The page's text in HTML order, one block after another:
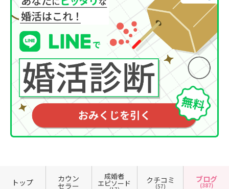
トップ カウン
セラー
成婚者
エピソード クチコミ
(57)
ブログ
(387)